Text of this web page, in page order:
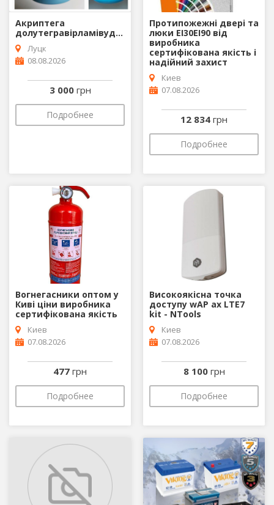
Акриптега
долутегравірламівудінтенофовир
Луцк
08.08.2026
3 000 грн
Подробнее
Протипожежні двері та
люки EI30EI90 від
виробника
сертифікована якість і
надійний захист
Киев
07.08.2026
12 834 грн
Подробнее
Вогнегасники оптом у
Киві ціни виробника
сертифікована якість
Киев
07.08.2026
477 грн
Подробнее
Високоякісна точка
доступу wAP ax LTE7
kit - NTools
Киев
07.08.2026
8 100 грн
Подробнее